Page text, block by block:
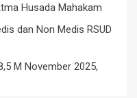
Husada Mahakam
dan Non Medis RSUD
M November 2025,